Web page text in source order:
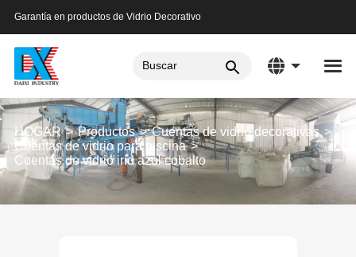
Garantía en productos de Vidrio Decorativo
HOGAR Productos
Cuentas de vidrio decorativas
Cuentas de vidrio para piscina
Cuentas de vidrio irid azul cobalto